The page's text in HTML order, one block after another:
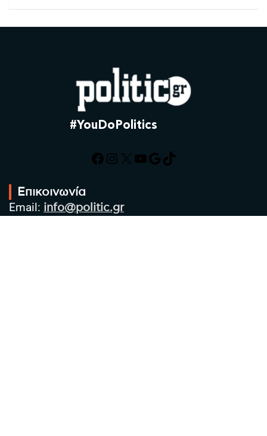
#YouDoPolitics
Facebook
Instagram
X YouTube
Google
TikTok
Επικοινωνία
Email: info@politic.gr